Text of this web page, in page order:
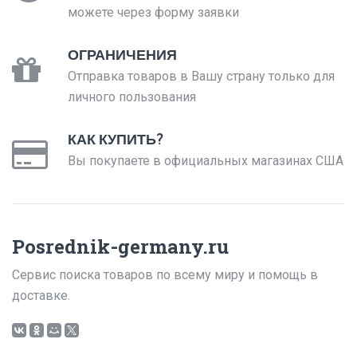
можете через форму заявки
ОГРАНИЧЕНИЯ
Отправка товаров в Вашу страну только для
личного пользования
КАК КУПИТЬ?
Вы покупаете в официальных магазинах США
Posrednik-germany.ru
Сервис поиска товаров по всему миру и помощь в
доставке.